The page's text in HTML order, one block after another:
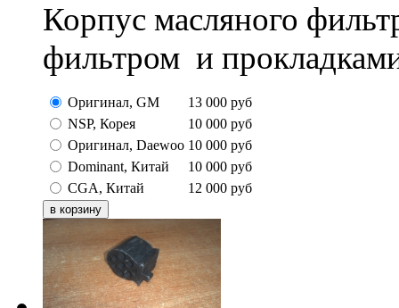
Корпус масляного
фильтром и
Оригинал, GM 13 000 руб
NSP, Корея
10 000 руб
Оригинал, Daewoo 10 000 руб
Dominant, Китай
10 000 руб
CGA, Китай
12 000 руб